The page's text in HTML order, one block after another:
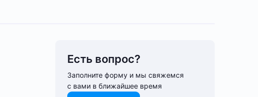
Есть вопрос?
Заполните форму и мы свяжемся
с вами в ближайшее время